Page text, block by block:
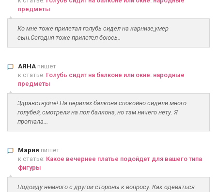
предметы
Ко мне тоже прилетал голубь сидел на карнизе,умер
сын.Сегодня тоже прилетел боюсь..
АЯНА пишет
к статье: Голубь сидит на балконе или окне: народные
предметы
Здравствуйте! На перилах балкона спокойно сидели много
голубей, смотрели на пол балкона, но там ничего нету. Я
прогнала...
Мария пишет
к статье: Какое вечернее платье подойдет для вашего типа
фигуры
Подойду немного с другой стороны к вопросу. Как одеваться